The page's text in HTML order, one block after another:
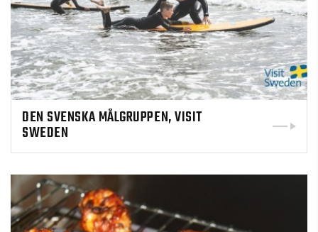
DEN SVENSKA MÅLGRUPPEN, VISIT
SWEDEN